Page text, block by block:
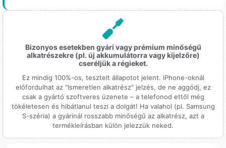
Bizonyos esetekben gyári vagy prémium minőségű
alkatrészekre (pl. új akkumulátorra vagy kijelzőre)
cseréljük a régieket.
Ez mindig 100%-os, tesztelt állapotot jelent. iPhone-oknál
előfordulhat az "Ismeretlen alkatrész" jelzés, de ne aggódj, ez
csak a gyártó szoftveres üzenete – a telefonod ettől még
tökéletesen és hibátlanul teszi a dolgát! Ha valahol (pl. Samsung
S-széria) a gyárinál rosszabb minőségű az alkatrész, azt a
termékleírásban külön jelezzük neked.